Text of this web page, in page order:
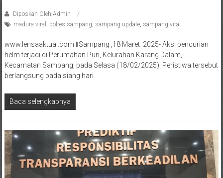
Diposkan Oleh:Admin
madura viral
polres sampang sampang update, sampang viral
www.lensaaktual.com.ǁSampang ,18 Maret 2025- Aksi pencurian
helm terjadi di Perumahan Puri, Kelurahan Karang Dalam,
Kecamatan Sampang, pada Selasa (18/02/2025). Peristiwa tersebut
berlangsung pada siang hari
Baca selengkapnya